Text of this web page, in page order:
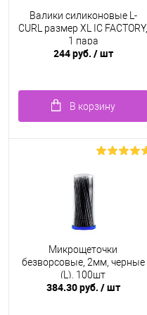
Валики силиконовые L-
CURL размер XL IC FACTORY,
1 пара
244 руб. / шт
В корзину
Микрощеточки
безворсовые, 2мм, черные
(L), 100шт
384.30 руб. / шт